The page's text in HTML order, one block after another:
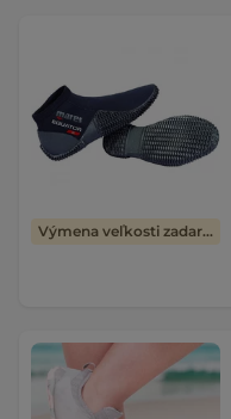
Výmena veľkosti zadarmo